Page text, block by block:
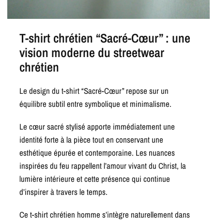
T-shirt chrétien “Sacré-Cœur” : une
vision moderne du streetwear
chrétien
Le design du t-shirt “Sacré-Cœur” repose sur un
équilibre subtil entre symbolique et minimalisme.
Le cœur sacré stylisé apporte immédiatement une
identité forte à la pièce tout en conservant une
esthétique épurée et contemporaine. Les nuances
inspirées du feu rappellent l’amour vivant du Christ, la
lumière intérieure et cette présence qui continue
d’inspirer à travers le temps.
Ce t-shirt chrétien homme s’intègre naturellement dans